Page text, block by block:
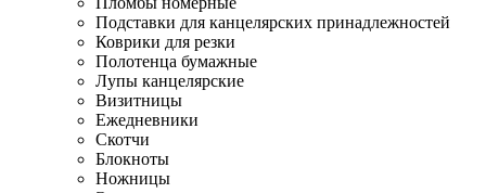
Подставки для канцелярских принадлежностей
Коврики для резки
Полотенца бумажные
Лупы канцелярские
Визитницы
Ежедневники
Скотчи
Блокноты
Ножницы